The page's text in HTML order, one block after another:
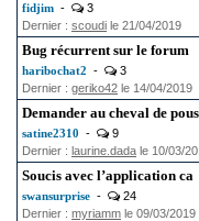
fidjim -
3
Dernier : scoudi le 21/04/2019
Bug récurrent sur le forum
haribochat2 -
3
Dernier : geriko42 le 14/04/2019
Demander au cheval de
satine2310 -
9
Dernier : laurine.dada le 10/03/
Soucis avec l’application ca
swansurprise -
24
Dernier : myriamm le 09/03/2019